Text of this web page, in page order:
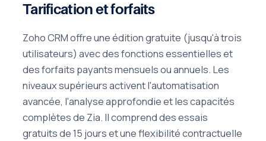
Tarification et forfaits
Zoho CRM offre une édition gratuite (jusqu'à trois
utilisateurs) avec des fonctions essentielles et
des forfaits payants mensuels ou annuels. Les
niveaux supérieurs activent l'automatisation
avancée, l'analyse approfondie et les capacités
complètes de Zia. Il comprend des essais
gratuits de 15 jours et une flexibilité contractuelle